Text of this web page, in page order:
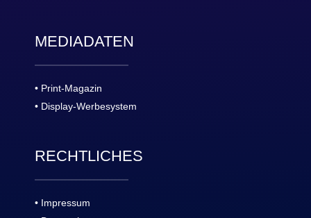
MEDIADATEN
• Print-Magazin
• Display-Werbesystem
RECHTLICHES
• Impressum